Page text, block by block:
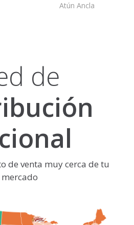
Atún Ancla
de
de venta muy cerca de tu
mercado